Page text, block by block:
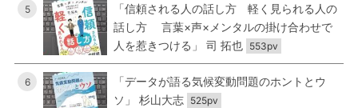
5
「信頼される人の話し方 軽く見られる人の
話し方 言葉×声×メンタルの掛け合わせで
人を惹きつける」 司 拓也 553pv
6
「データが語る気候変動問題のホントとウ
ソ」 杉山大志 525pv